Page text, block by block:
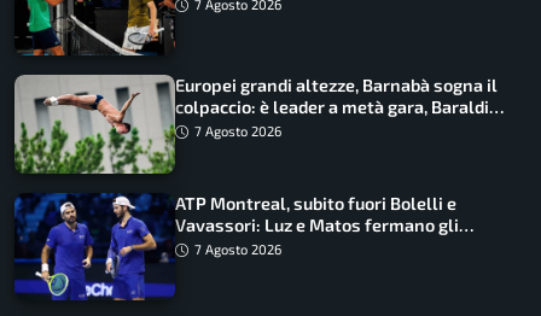
7 Agosto 2026
Europei grandi altezze, Barnabà sogna il
colpaccio: è leader a metà gara, Baraldi
ancora in corsa
7 Agosto 2026
ATP Montreal, subito fuori Bolelli e
Vavassori: Luz e Matos fermano gli
azzurri
7 Agosto 2026